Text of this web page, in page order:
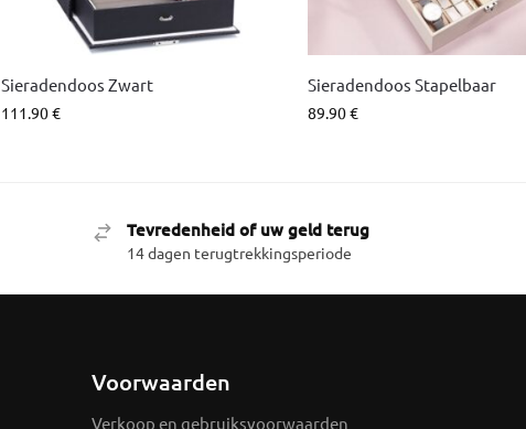
Sieradendoos Zwart
111.90€
Sieradendoos Stapelbaar
89.90€
Tevredenheid of uw geld terug
14 dagen terugtrekkingsperiode
Voorwaarden
Verkoop en gebruiksvoorwaarden